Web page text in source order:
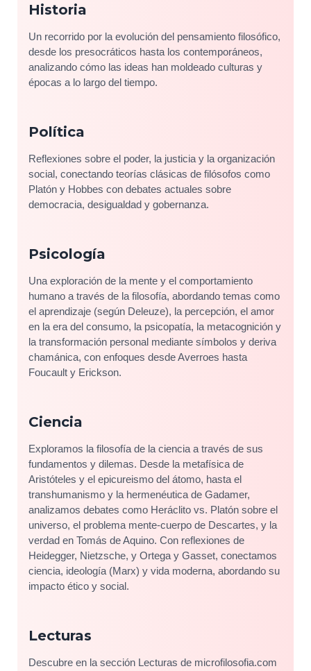
Historia
Un recorrido por la evolución del pensamiento filosófico,
desde los presocráticos hasta los contemporáneos,
analizando cómo las ideas han moldeado culturas y
épocas a lo largo del tiempo.
Política
Reflexiones sobre el poder, la justicia y la organización
social, conectando teorías clásicas de filósofos como
Platón y Hobbes con debates actuales sobre
democracia, desigualdad y gobernanza.
Psicología
Una exploración de la mente y el comportamiento
humano a través de la filosofía, abordando temas como
el aprendizaje (según Deleuze), la percepción, el amor
en la era del consumo, la psicopatía, la metacognición y
la transformación personal mediante símbolos y deriva
chamánica, con enfoques desde Averroes hasta
Foucault y Erickson.
Ciencia
Exploramos la filosofía de la ciencia a través de sus
fundamentos y dilemas. Desde la metafísica de
Aristóteles y el epicureismo del átomo, hasta el
transhumanismo y la hermenéutica de Gadamer,
analizamos debates como Heráclito vs. Platón sobre el
universo, el problema mente-cuerpo de Descartes, y la
verdad en Tomás de Aquino. Con reflexiones de
Heidegger, Nietzsche, y Ortega y Gasset, conectamos
ciencia, ideología (Marx) y vida moderna, abordando su
impacto ético y social.
Lecturas
Descubre en la sección Lecturas de microfilosofia.com